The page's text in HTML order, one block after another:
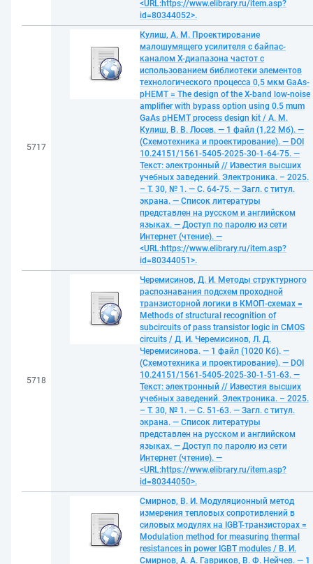
<URL:https://www.elibrary.ru/item.asp?
id=80344052>.
5717
Кулиш, А. М. Проектирование
малошумящего усилителя с байпас-
каналом X-диапазона частот с
использованием библиотеки элементов
технологического процесса 0,5 мкм GaAs-
pHEMT = The design of the X-band low-noise
amplifier with bypass option using 0.5 mum
GaAs pHEMT process design kit / А. М.
Кулиш, В. В. Лосев. — 1 файл (1,22 Мб). —
(Схемотехника и проектирование). — DOI
10.24151/1561-5405-2025-30-1-64-75. —
Текст: электронный // Известия высших
учебных заведений. Электроника. – 2025.
– Т. 30, № 1. — С. 64-75. — Загл. с титул.
экрана. — Список литературы
представлен на русском и английском
языках. — Доступ по паролю из сети
Интернет (чтение). —
<URL:https://www.elibrary.ru/item.asp?
id=80344051>.
5718
Черемисинов, Д. И. Методы структурного
распознавания подсхем проходной
транзисторной логики в КМОП-схемах =
Methods of structural recognition of
subcircuits of pass transistor logic in CMOS
circuits / Д. И. Черемисинов, Л. Д.
Черемисинова. — 1 файл (1020 Кб). —
(Схемотехника и проектирование). — DOI
10.24151/1561-5405-2025-30-1-51-63. —
Текст: электронный // Известия высших
учебных заведений. Электроника. – 2025.
– Т. 30, № 1. — С. 51-63. — Загл. с титул.
экрана. — Список литературы
представлен на русском и английском
языках. — Доступ по паролю из сети
Интернет (чтение). —
<URL:https://www.elibrary.ru/item.asp?
id=80344050>.
Смирнов, В. И. Модуляционный метод
измерения тепловых сопротивлений в
силовых модулях на IGBT-транзисторах =
Modulation method for measuring thermal
resistances in power IGBT modules / В. И.
Смирнов, А. А. Гавриков, В. Ф. Нейчев. — 1